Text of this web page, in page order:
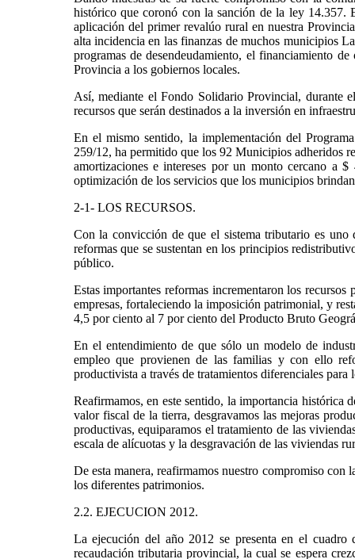
histórico que coronó con la sanción de la ley 14.357.
aplicación del primer revalúo rural en nuestra
alta incidencia en las finanzas de muchos municipios
programas de desendeudamiento, el financiamiento
Provincia a los gobiernos locales.
Así, mediante el Fondo Solidario Provincial, durante
recursos que serán destinados a la inversión en
En el mismo sentido, la implementación del
259/12, ha permitido que los 92 Municipios adheridos
amortizaciones e intereses por un monto cercano a
optimización de los servicios que los municipios
2-1- LOS RECURSOS.
Con la convicción de que el sistema tributario es uno
reformas que se sustentan en los principios
público.
Estas importantes reformas incrementaron los
empresas, fortaleciendo la imposición patrimonial, y
4,5 por ciento al 7 por ciento del Producto Bruto
En el entendimiento de que sólo un modelo de
empleo que provienen de las familias y con ello
productivista a través de tratamientos diferenciales
Reafirmamos, en este sentido, la importancia histórica
valor fiscal de la tierra, desgravamos las mejoras
productivas, equiparamos el tratamiento de las
escala de alícuotas y la desgravación de las viviendas
De esta manera, reafirmamos nuestro compromiso
los diferentes patrimonios.
2.2. EJECUCION 2012.
La ejecución del año 2012 se presenta en el cuadro
recaudación tributaria provincial, la cual se espera